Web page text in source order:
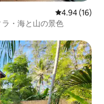
レビュー16
4.94 (16)
・海と山の景色